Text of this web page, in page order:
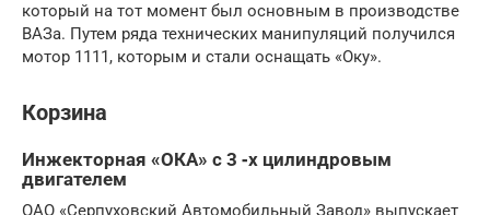
который на тот момент был основным в производстве
ВАЗа. Путем ряда технических манипуляций получился
мотор 1111, которым и стали оснащать «Оку».
Корзина
Инжекторная «ОКА» с 3 ‑х цилиндровым
двигателем
ОАО «Серпуховский Автомобильный Завод» выпускает